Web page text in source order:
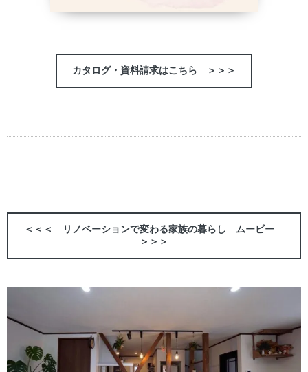
カタログ・資料請求はこちら ＞＞＞
＜＜＜ リノベーションで変わる家族の暮らし ムービー
＞＞＞